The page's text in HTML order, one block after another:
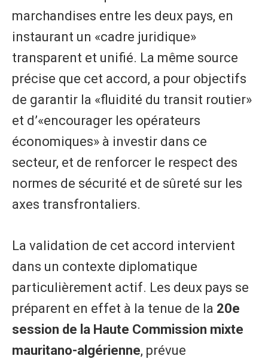
marchandises entre les deux pays, en
instaurant un «cadre juridique»
transparent et unifié. La même source
précise que cet accord, a pour objectifs
de garantir la «fluidité du transit routier»
et d’«encourager les opérateurs
économiques» à investir dans ce
secteur, et de renforcer le respect des
normes de sécurité et de sûreté sur les
axes transfrontaliers.
La validation de cet accord intervient
dans un contexte diplomatique
particulièrement actif. Les deux pays se
préparent en effet à la tenue de la 20e
session de la Haute Commission mixte
mauritano-algérienne, prévue